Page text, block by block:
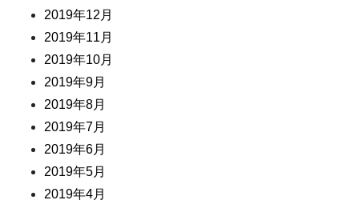
2019年12月
2019年11月
2019年10月
2019年9月
2019年8月
2019年7月
2019年6月
2019年5月
2019年4月